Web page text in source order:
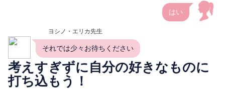
はい
ヨシノ・エリカ先生
それでは少々お待ちください
考えすぎずに自分の好きなものに
打ち込もう！